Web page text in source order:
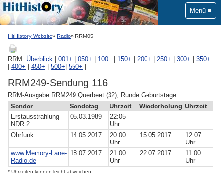
Menü
HitHistory Website Radio RRM05
RRM: Überblick 001+ 050+ 100+ 150+ 200+ 250+ 300+
350+
400+ 450+ 500+ 550+
RRM249-Sendung 116
RRM-Ausgabe RRM249 Querbeet (32), Runde Geburtstage
Sender
Sendetag Uhrzeit Wiederholung Uhrzeit
Erstausstrahlung
NDR 2
05.03.1989
22:05
Uhr
Ohrfunk
14.05.2017
20:00
Uhr
15.05.2017
12:07
Uhr
www.Memory-Lane-
Radio.de
18.07.2017
21:00
Uhr
22.07.2017
11:00
Uhr
* Uhrzeiten können leicht abweichen